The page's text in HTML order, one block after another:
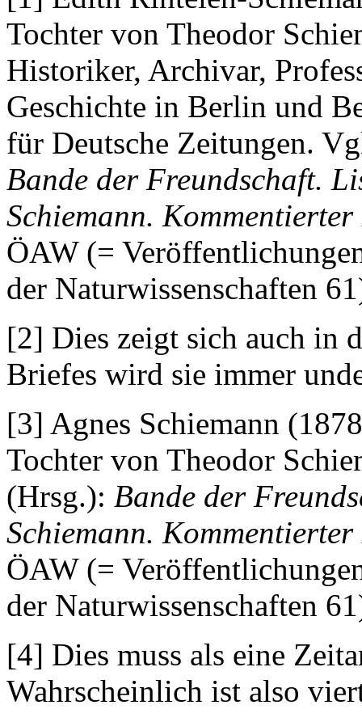
Tochter von Theodor
Historiker, Archivar,
Geschichte in Berlin und
für Deutsche Zeitungen.
Bande der Freundschaft.
Schiemann.
ÖAW (=
der Naturwissenschaften
[2] Dies zeigt sich auch in
Briefes wird sie immer
[3] Agnes Schiemann
Tochter von Theodor
(Hrsg.): Bande der
Schiemann.
ÖAW (=
der Naturwissenschaften
[4] Dies muss als eine
Wahrscheinlich ist also